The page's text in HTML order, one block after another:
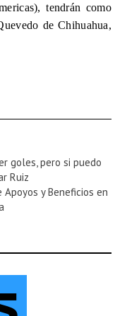
tendrán como
de Chihuahua,
goles, pero si puedo
Ruiz
y Beneficios en